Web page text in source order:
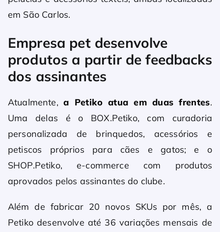
em São Carlos.
Empresa pet desenvolve
produtos a partir de feedbacks
dos assinantes
Atualmente,a Petiko atua em duas frentes.
Uma delas é o BOX.Petiko, com curadoria
personalizada de brinquedos, acessórios e
petiscos próprios para cães e gatos; e o
SHOP.Petiko, e-commerce com produtos
aprovados pelos assinantes do clube.
Além de fabricar 20 novos SKUs por mês, a
Petiko desenvolve até 36 variações mensais de